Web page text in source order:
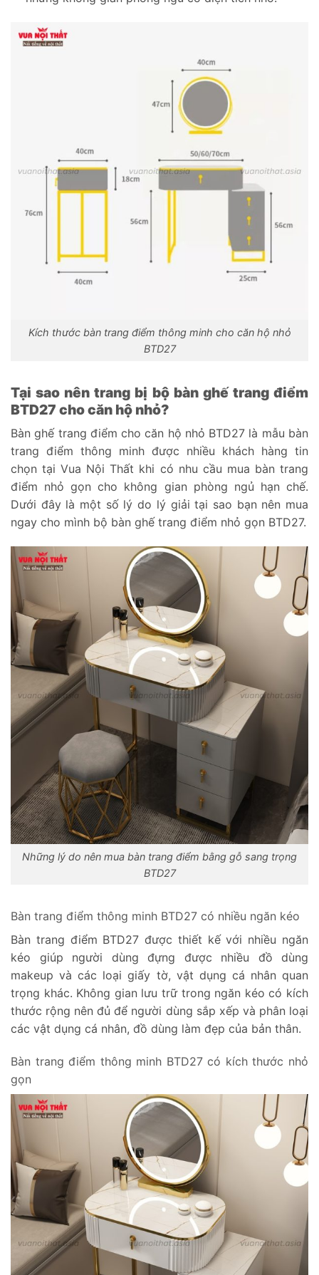
Kích thước bàn trang điểm thông minh cho căn hộ nhỏ
BTD27
Tại sao nên trang bị bộ bàn ghế trang điểm
BTD27 cho căn hộ nhỏ?
Bàn ghế trang điểm cho căn hộ nhỏ BTD27 là mẫu bàn
trang điểm thông minh được nhiều khách hàng tin
chọn tại Vua Nội Thất khi có nhu cầu mua bàn trang
điểm nhỏ gọn cho không gian phòng ngủ hạn chế.
Dưới đây là một số lý do lý giải tại sao bạn nên mua
ngay cho mình bộ bàn ghế trang điểm nhỏ gọn BTD27.
Những lý do nên mua bàn trang điểm bằng gỗ sang trọng
BTD27
Bàn trang điểm thông minh BTD27 có nhiều ngăn kéo
Bàn trang điểm BTD27 được thiết kế với nhiều ngăn
kéo giúp người dùng đựng được nhiều đồ dùng
makeup và các loại giấy tờ, vật dụng cá nhân quan
trọng khác. Không gian lưu trữ trong ngăn kéo có kích
thước rộng nên đủ để người dùng sắp xếp và phân loại
các vật dụng cá nhân, đồ dùng làm đẹp của bản thân.
Bàn trang điểm thông minh BTD27 có kích thước nhỏ
gọn